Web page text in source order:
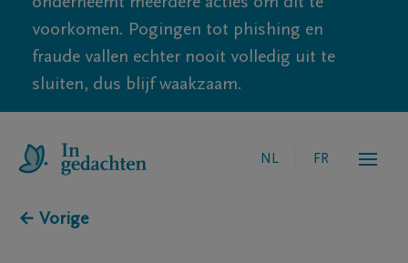
voorkomen. Pogingen tot phishing en
fraude vallen echter nooit volledig uit te
sluiten, dus blijf waakzaam.
NL FR
← Vorige